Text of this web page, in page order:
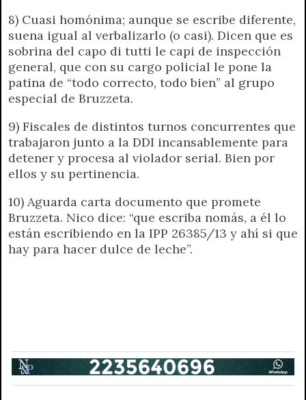
8) Cuasi homónima; aunque se escribe diferente,
suena igual al verbalizarlo (o casi). Dicen que es
sobrina del capo di tutti le capi de inspección
general, que con su cargo policial le pone la
patina de “todo correcto, todo bien” al grupo
especial de Bruzzeta.
9) Fiscales de distintos turnos concurrentes que
trabajaron junto a la DDI incansablemente para
detener y procesa al violador serial. Bien por
ellos y su pertinencia.
10) Aguarda carta documento que promete
Bruzzeta. Nico dice: “que escriba nomás, a él lo
están escribiendo en la IPP 26385/13 y ahí si que
hay para hacer dulce de leche”.